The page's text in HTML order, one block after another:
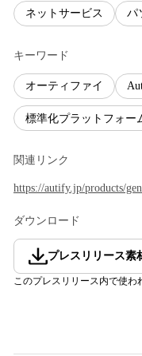
ネットサービス パ
キーワード
オーティファイ
標準化プラットフォー
関連リンク
https://autify.jp/products/
ダウンロード
プレスリリース素
このプレスリリース内で使